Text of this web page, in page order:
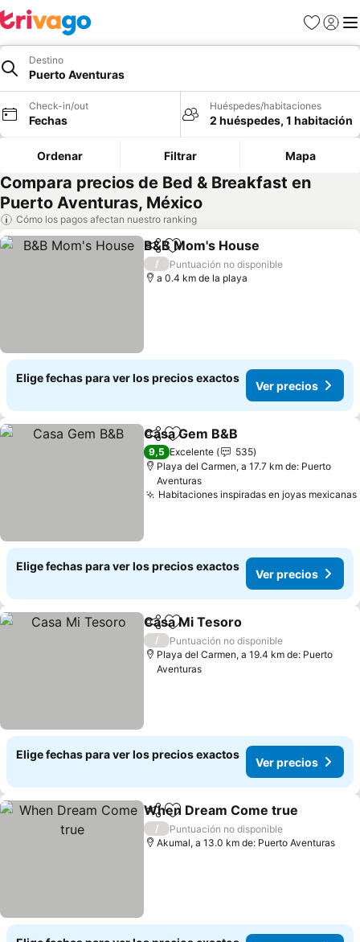
Favoritos
Iniciar
Destino
Puerto Aventuras
Check-in/out
Fechas
Huéspedes/habitaciones
2 huéspedes, 1 habitación
Ordenar Filtrar Mapa
Compara precios de Bed & Breakfast en
Puerto Aventuras, México
Cómo los pagos afectan nuestro ranking
CompartirAgregar a favoritos
B&B Mom's House
/
Puntuación no disponible
a 0.4 km de la playa
Elige fechas para ver los precios exactos
Ver precios
CompartirAgregar a favoritos
Casa Gem B&B
9,5 Excelente
535
Playa del Carmen, a 17.7 km de: Puerto
Aventuras
Habitaciones inspiradas en joyas mexicanas
Elige fechas para ver los precios exactos
Ver precios
CompartirAgregar a favoritos
Casa Mi Tesoro
/
Puntuación no disponible
Playa del Carmen, a 19.4 km de: Puerto
Aventuras
Elige fechas para ver los precios exactos
Ver precios
CompartirAgregar a favoritos
When Dream Come true
/
Puntuación no disponible
Akumal, a 13.0 km de: Puerto Aventuras